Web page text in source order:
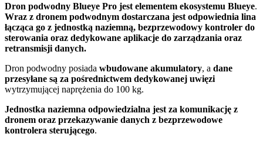
Dron podwodny Blueye Pro jest elementem ekosystemu Blueye.
Wraz z dronem podwodnym dostarczana jest odpowiednia lina
łącząca go z jednostką naziemną, bezprzewodowy kontroler do
sterowania oraz dedykowane aplikacje do zarządzania oraz
retransmisji danych.
Dron podwodny posiada wbudowane akumulatory, a dane
przesyłane są za pośrednictwem dedykowanej uwięzi
wytrzymującej naprężenia do 100 kg.
Jednostka naziemna odpowiedzialna jest za komunikację z
dronem oraz przekazywanie danych z bezprzewodowe
kontrolera sterującego.